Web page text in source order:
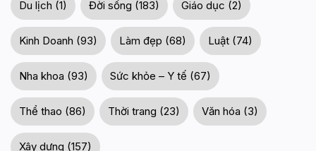
Du lịch (1) Đời sống (183) Giáo dục (2)
Kinh Doanh (93) Làm đẹp (68) Luật (74)
Nha khoa (93) Sức khỏe – Y tế (67)
Thể thao (86) Thời trang (23) Văn hóa (3)
Xây dựng (157)